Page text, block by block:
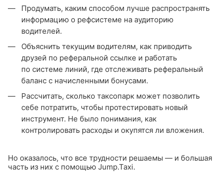
Продумать, каким способом лучше распространять
информацию о рефсистеме на аудиторию
водителей.
Объяснить текущим водителям, как приводить
друзей по реферальной ссылке и работать
по системе линий, где отслеживать реферальный
баланс с начисленными бонусами.
Рассчитать, сколько таксопарк может позволить
себе потратить, чтобы протестировать новый
инструмент. Не было понимания, как
контролировать расходы и окупятся ли вложения.
Но оказалось, что все трудности решаемы — и большая
часть из них с помощью Jump.Taxi.